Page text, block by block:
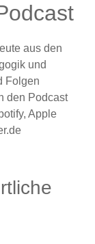
aus den
und
Folgen
den Podcast
Apple